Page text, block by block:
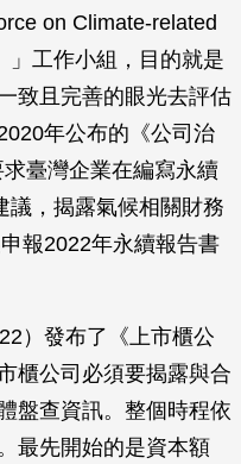
on Climate-related
」工作小組，目的就是
致且完善的眼光去評估
年公布的《公司治
臺灣企業在編寫永續
議，揭露氣候相關財務
報2022年永續報告書
）發布了《上市櫃公
櫃公司必須要揭露與合
盤查資訊。整個時程依
最先開始的是資本額